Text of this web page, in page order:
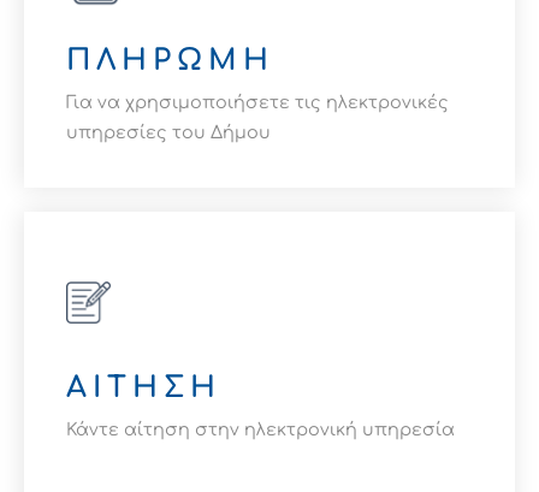
ΔΕΙΤΕ ΕΔΩ
ΠΛΗΡΩΜΗ
Για να χρησιμοποιήσετε τις ηλεκτρονικές
υπηρεσίες του Δήμου
Για περισσότερα
ΔΕΙΤΕ ΕΔΩ
ΑΙΤΗΣΗ
Κάντε αίτηση στην ηλεκτρονική υπηρεσία